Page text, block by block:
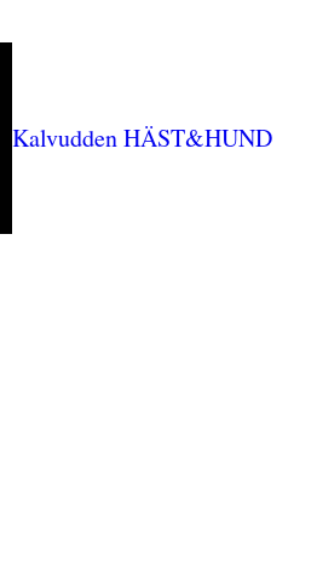
Kalvudden HÄST&HUND